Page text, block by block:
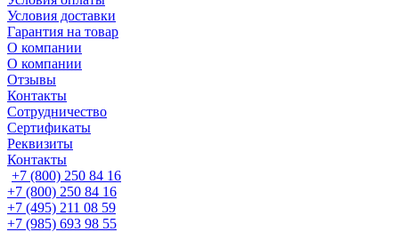
Условия доставки
Гарантия на товар
О компании
О компании
Отзывы
Контакты
Сотрудничество
Сертификаты
Реквизиты
Контакты
+7 (800) 250 84 16
+7 (800) 250 84 16
+7 (495) 211 08 59
+7 (985) 693 98 55